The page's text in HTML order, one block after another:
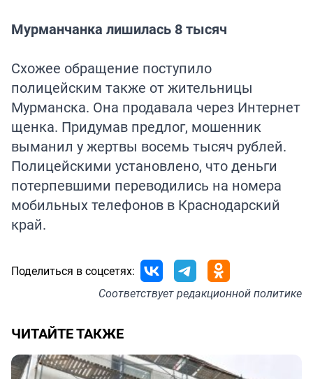
Мурманчанка лишилась 8 тысяч
Схожее обращение поступило
полицейским также от жительницы
Мурманска. Она продавала через Интернет
щенка. Придумав предлог, мошенник
выманил у жертвы восемь тысяч рублей.
Полицейскими установлено, что деньги
потерпевшими переводились на номера
мобильных телефонов в Краснодарский
край.
Поделиться в соцсетях:
Соответствуетредакционной политике
ЧИТАЙТЕ ТАКЖЕ